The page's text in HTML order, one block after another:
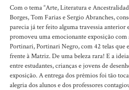
Com o tema “Arte, Literatura e
Borges, Tom Farias e Sergio Abranches,
parecia já ter feito alguma travessia
promoveu uma emocionante exposição
Portinari, Portinari Negro, com 42 telas que
frente à Matriz. De uma beleza rara! E a
entre estudantes, crianças e jovens de
exposição. A entrega dos prêmios foi tão
alegria dos alunos e dos professores